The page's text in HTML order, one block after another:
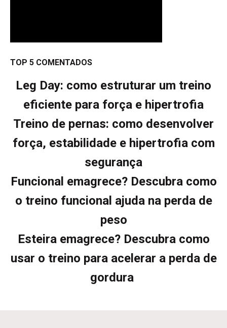
TOP 5 COMENTADOS
Leg Day: como estruturar um treino
eficiente para força e hipertrofia
Treino de pernas: como desenvolver
força, estabilidade e hipertrofia com
segurança
Funcional emagrece? Descubra como
o treino funcional ajuda na perda de
peso
Esteira emagrece? Descubra como
usar o treino para acelerar a perda de
gordura